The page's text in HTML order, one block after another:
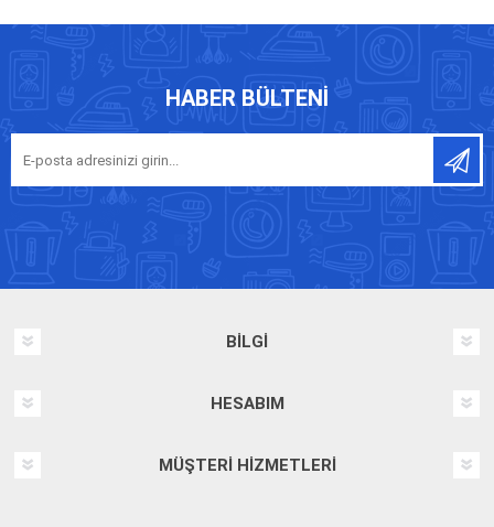
HABER BÜLTENI
BILGI
HESABIM
MÜŞTERI HIZMETLERI